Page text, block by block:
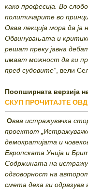
како професија Во
политичарите во
Оваа лекција мора да ја
Обвинувањата и
решат преку јавна
имаат можност да ги
пред судовите“ , вели
Поопширната верзија
СКУП ПРОЧИТАЈТЕ
Oваа истражувачка
проектот
демократијата и
Европската Унија и
Содржината на
одговорност на
смета дека ги